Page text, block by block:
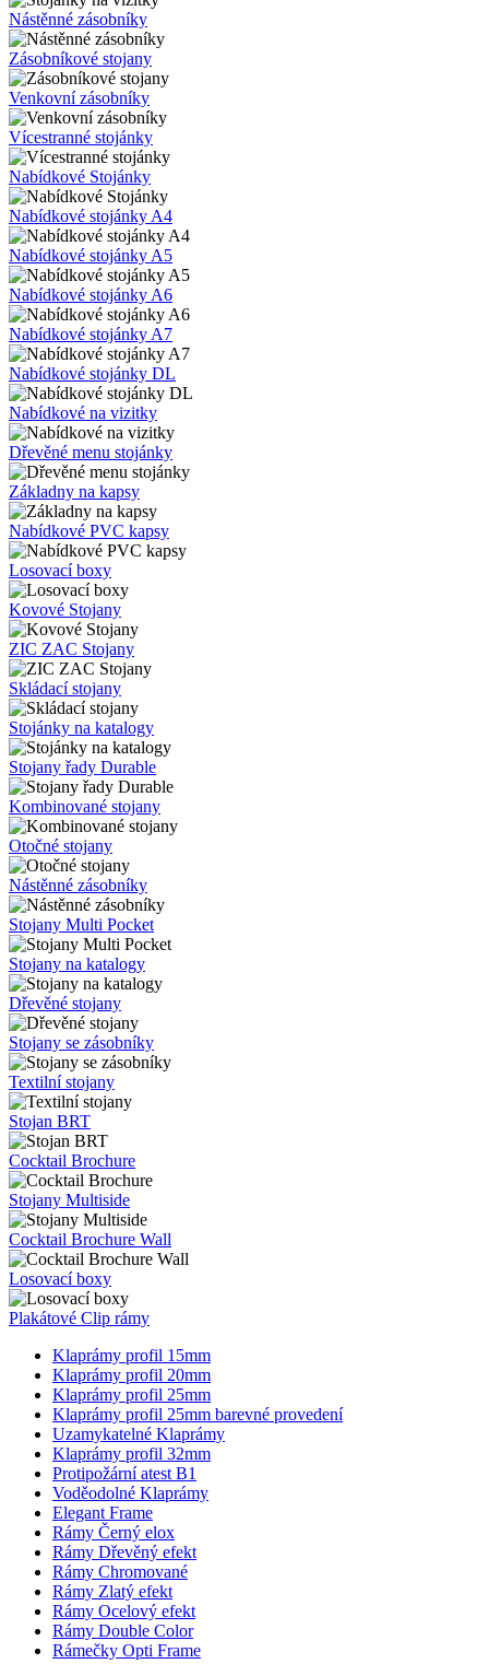
Nástěnné zásobníky
Zásobníkové stojany
Venkovní zásobníky
Vícestranné stojánky
Nabídkové Stojánky
Nabídkové stojánky A4
Nabídkové stojánky A5
Nabídkové stojánky A6
Nabídkové stojánky A7
Nabídkové stojánky DL
Nabídkové na vizitky
Dřevěné menu stojánky
Základny na kapsy
Nabídkové PVC kapsy
Losovací boxy
Kovové Stojany
ZIC ZAC Stojany
Skládací stojany
Stojánky na katalogy
Stojany řady Durable
Kombinované stojany
Otočné stojany
Nástěnné zásobníky
Stojany Multi Pocket
Stojany na katalogy
Dřevěné stojany
Stojany se zásobníky
Textilní stojany
Stojan BRT
Cocktail Brochure
Stojany Multiside
Cocktail Brochure Wall
Losovací boxy
Plakátové Clip rámy
Klaprámy profil 15mm
Klaprámy profil 20mm
Klaprámy profil 25mm
Klaprámy profil 25mm barevné provedení
Uzamykatelné Klaprámy
Klaprámy profil 32mm
Protipožární atest B1
Voděodolné Klaprámy
Elegant Frame
Rámy Černý elox
Rámy Dřevěný efekt
Rámy Chromované
Rámy Zlatý efekt
Rámy Ocelový efekt
Rámy Double Color
Rámečky Opti Frame